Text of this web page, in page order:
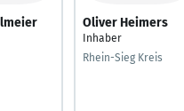
Oliver Heimers
Inhaber
Rhein-Sieg Kreis